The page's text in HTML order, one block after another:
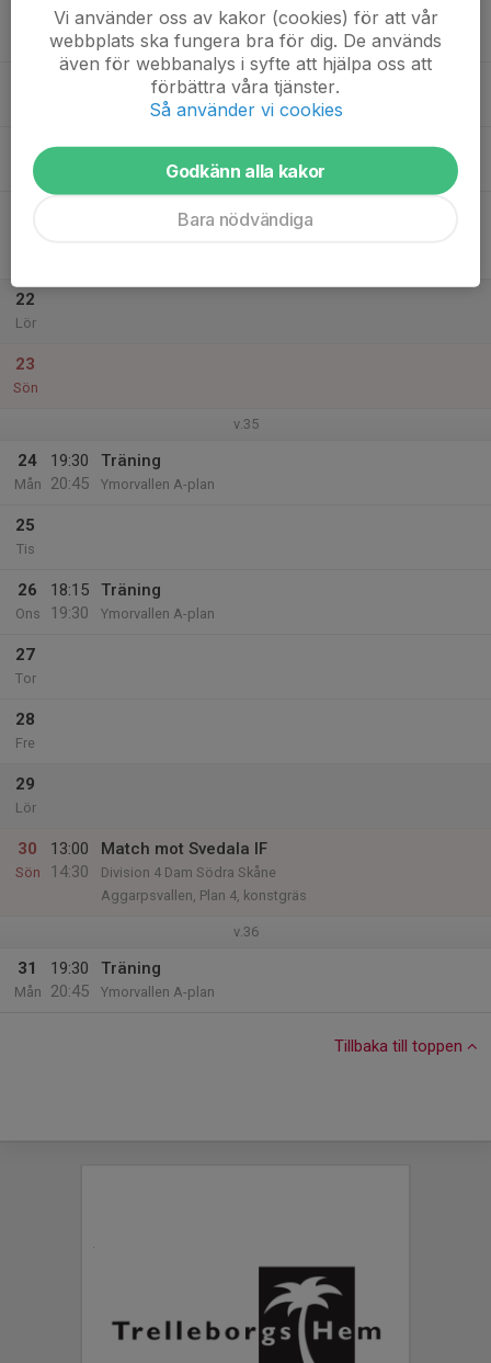
Träning
Ymorvallen A-plan
Tor
Match mot Wollsjö AIF
22
Lör
23
Sön
v.35
24
Mån
19:30
20:45
Träning
Ymorvallen A-plan
25
Tis
26
Ons
18:15
19:30
Träning
Ymorvallen A-plan
27
Tor
28
Fre
29
Lör
30
Sön
13:00
14:30
Match mot Svedala IF
Division 4 Dam Södra Skåne
Aggarpsvallen, Plan 4, konstgräs
v.36
31
Mån
19:30
20:45
Träning
Ymorvallen A-plan
Tillbaka till toppen
Vi använder oss av kakor (cookies) för att vår
webbplats ska fungera bra för dig. De används
även för webbanalys i syfte att hjälpa oss att
förbättra våra tjänster.
Så använder vi cookies
Godkänn alla kakor
Bara nödvändiga